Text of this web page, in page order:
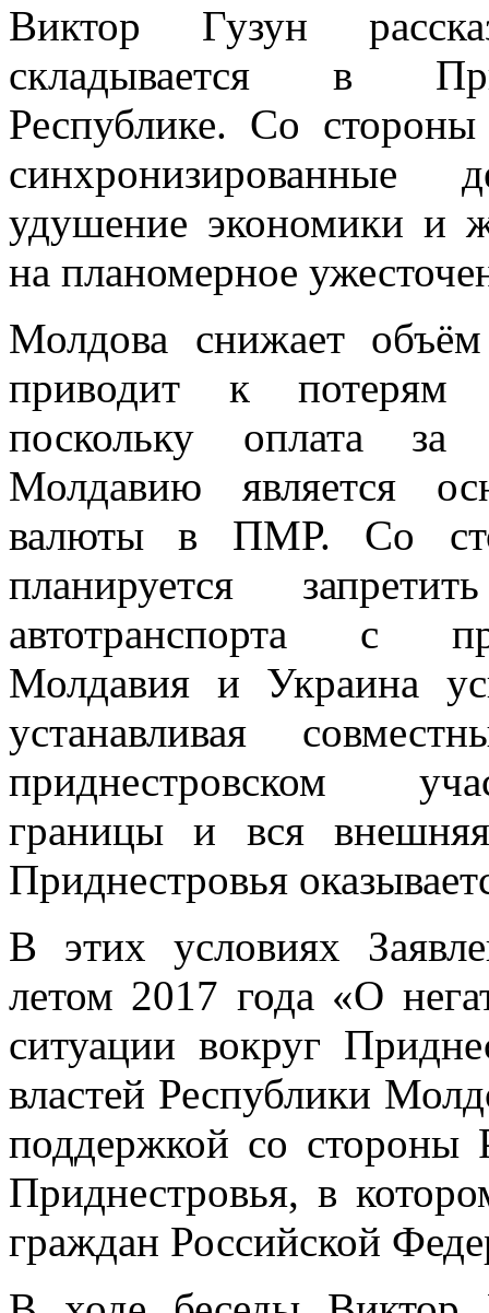
Виктор Гузун
складывается в
Республике. Со
синхронизированные
удушение экономики и
на планомерное
Молдова снижает объём
приводит к потерям
поскольку оплата за
Молдавию является
валюты в ПМР. Со
планируется
автотранспорта с
Молдавия и Украина
устанавливая
приднестровском
границы и вся внешняя
Приднестровья
В этих условиях
летом 2017 года «О
ситуации вокруг
властей Республики
поддержкой со стороны
Приднестровья, в
граждан Российской